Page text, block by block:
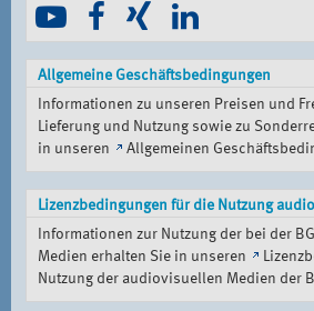
Allgemeine Geschäftsbedingungen
Informationen zu unseren Preisen und
Lieferung und Nutzung sowie zu
in unseren
Allgemeinen
Lizenzbedingungen für die Nutzung
Informationen zur Nutzung der bei der
Medien erhalten Sie in unseren
Nutzung der audiovisuellen Medien der